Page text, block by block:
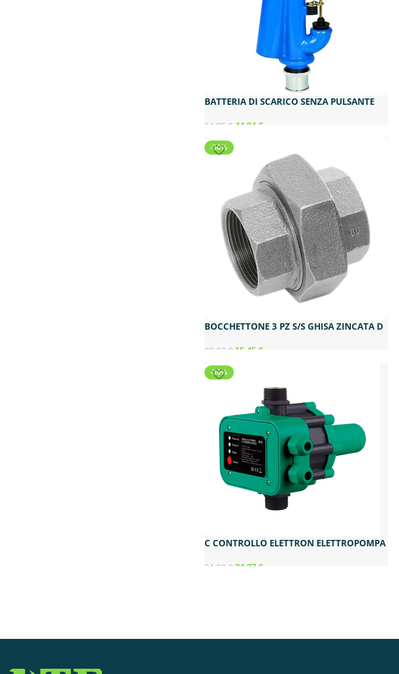
BATTERIA DI SCARICO SENZA PULSANTE
64,05 € 44,84 €
-30%
BOCCHETTONE 3 PZ S/S GHISA ZINCATA D
22,07 € 15,45 €
-30%
C CONTROLLO ELETTRON ELETTROPOMPA
34,68 € 24,27 €